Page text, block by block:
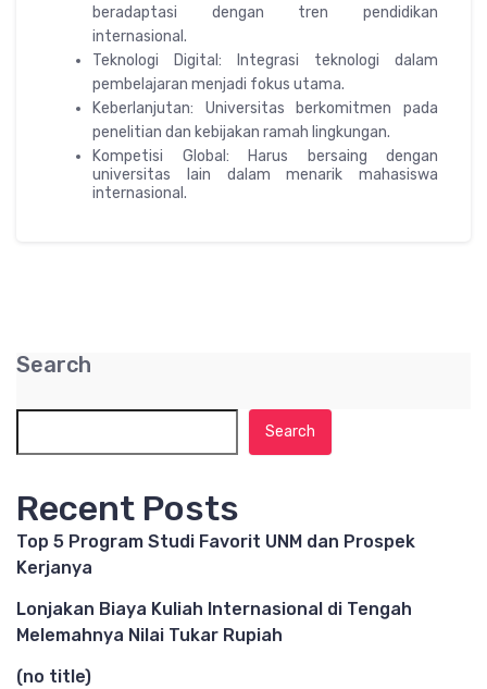
beradaptasi dengan tren pendidikan
internasional.
Teknologi Digital: Integrasi teknologi dalam
pembelajaran menjadi fokus utama.
Keberlanjutan: Universitas berkomitmen pada
penelitian dan kebijakan ramah lingkungan.
Kompetisi Global: Harus bersaing dengan
universitas lain dalam menarik mahasiswa
internasional.
Search
Search
Recent Posts
Top 5 Program Studi Favorit UNM dan Prospek
Kerjanya
Lonjakan Biaya Kuliah Internasional di Tengah
Melemahnya Nilai Tukar Rupiah
(no title)